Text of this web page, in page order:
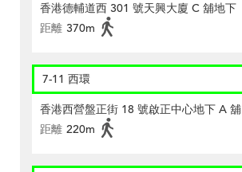
香港德輔道西 301 號天興大廈 C 舖地下
距離 370m
7-11 西環
香港西營盤正街 18 號啟正中心地下 A 舖
距離 220m